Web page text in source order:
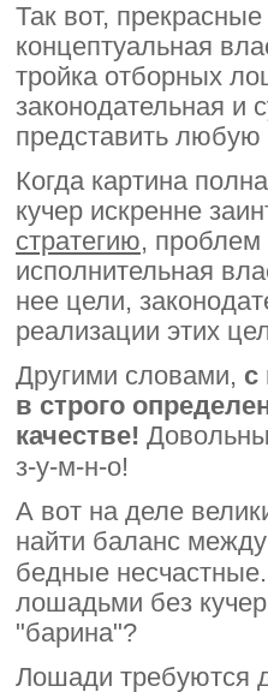
Так вот,
концептуальная
тройка отборных
законодательная и
представить
Когда картина
кучер искренне
стратегию, проблем
исполнительная
нее цели,
реализации этих
Другими словами, с
в строго
качестве!
з-у-м-н-о!
А вот на деле
найти баланс
бедные
лошадьми без
"барина"?
Лошади требуются